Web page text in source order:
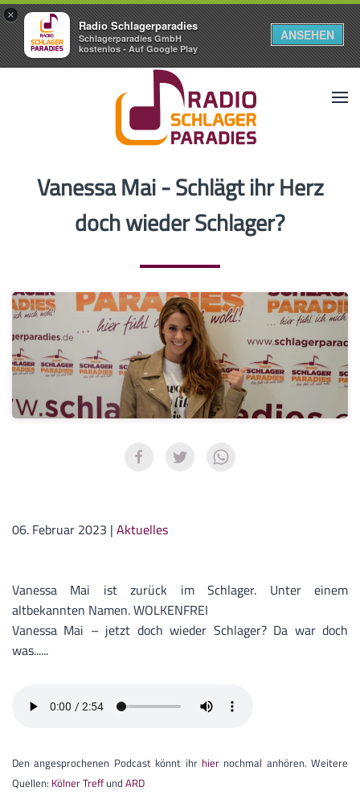
×
Radio Schlagerparadies
Schlagerparadies GmbH
kostenlos - Auf Google Play
ANSEHEN
Vanessa Mai - Schlägt ihr Herz
doch wieder Schlager?
06. Februar 2023 | Aktuelles
Vanessa Mai ist zurück im Schlager. Unter einem
altbekannten Namen. WOLKENFREI
Vanessa Mai – jetzt doch wieder Schlager? Da war doch
was......
Den angesprochenen Podcast könnt ihrhier nochmal anhören. Weitere
Quellen: Kölner Treffund ARD